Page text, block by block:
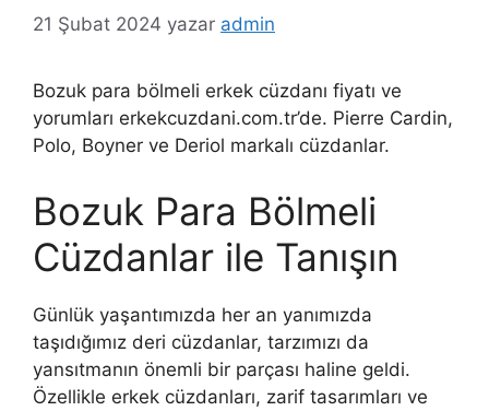
21 Şubat 2024 yazar admin
Bozuk para bölmeli erkek cüzdanı fiyatı ve
yorumları erkekcuzdani.com.tr’de. Pierre Cardin,
Polo, Boyner ve Deriol markalı cüzdanlar.
Bozuk Para Bölmeli
Cüzdanlar ile Tanışın
Günlük yaşantımızda her an yanımızda
taşıdığımız deri cüzdanlar, tarzımızı da
yansıtmanın önemli bir parçası haline geldi.
Özellikle erkek cüzdanları, zarif tasarımları ve